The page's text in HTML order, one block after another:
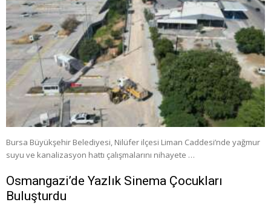
Bursa Büyükşehir Belediyesi, Nilüfer ilçesi Liman Caddesi’nde yağmur
suyu ve kanalizasyon hattı çalışmalarını nihayete …
Osmangazi’de Yazlık Sinema Çocukları
Buluşturdu